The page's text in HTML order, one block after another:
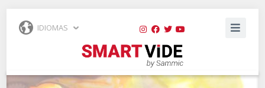
IDIOMAS